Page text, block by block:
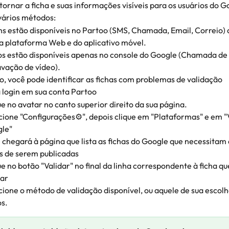
a ficha e suas informações visíveis para os usuários do
métodos:
estão disponíveis no Partoo (SMS, Chamada, Email,
plataforma Web e do aplicativo móvel.
estão disponíveis apenas no console do Google (Chamada
de vídeo).
você pode identificar as fichas com problemas de validação
login em sua conta Partoo
no avatar no canto superior direito da sua página.
"Configurações⚙️", depois clique em "Plataformas" e em
chegará à página que lista as fichas do Google que
de serem publicadas
no botão "Validar" no final da linha correspondente à ficha
o método de validação disponível, ou aquele de sua